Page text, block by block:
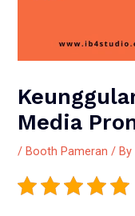
Media
/Booth Pameran / By